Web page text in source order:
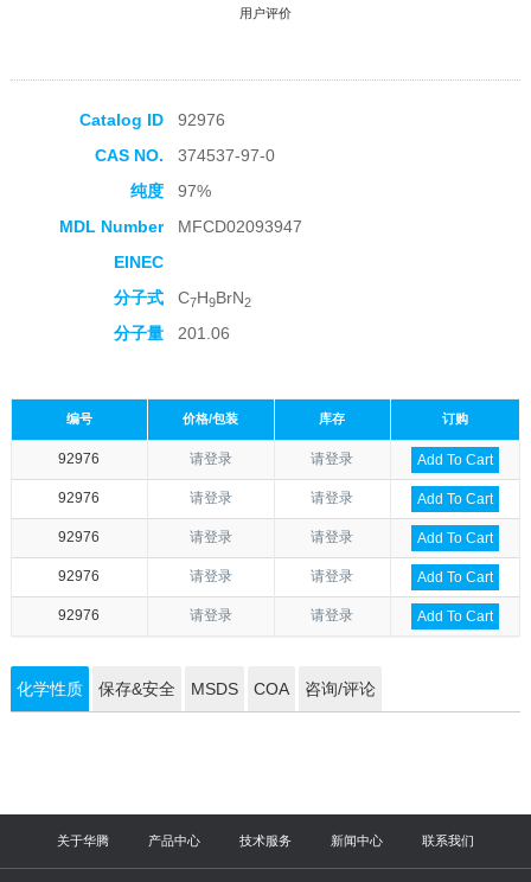
用户评价
Catalog ID
92976
CAS NO.
374537-97-0
纯度
97%
MDL Number
MFCD02093947
EINEC
分子式
C7H9BrN2
分子量 201.06
编号 价格/包装 库存 订购
92976 请登录 请登录 Add To Cart
92976 请登录 请登录 Add To Cart
92976 请登录 请登录 Add To Cart
92976 请登录 请登录 Add To Cart
92976 请登录 请登录 Add To Cart
化学性质 保存&安全 MSDS COA 咨询/评论
关于华腾 产品中心 技术服务 新闻中心 联系我们